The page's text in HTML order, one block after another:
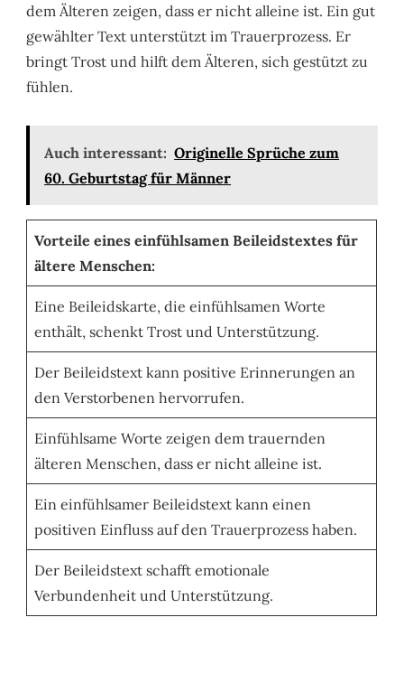
dem Älteren zeigen, dass er nicht alleine ist. Ein gut
gewählter Text unterstützt im Trauerprozess. Er
bringt Trost und hilft dem Älteren, sich gestützt zu
fühlen.
Auch interessant: Originelle Sprüche zum
60. Geburtstag für Männer
Vorteile eines einfühlsamen Beileidstextes für
ältere Menschen:
Eine Beileidskarte, die einfühlsamen Worte
enthält, schenkt Trost und Unterstützung.
Der Beileidstext kann positive Erinnerungen an
den Verstorbenen hervorrufen.
Einfühlsame Worte zeigen dem trauernden
älteren Menschen, dass er nicht alleine ist.
Ein einfühlsamer Beileidstext kann einen
positiven Einfluss auf den Trauerprozess haben.
Der Beileidstext schafft emotionale
Verbundenheit und Unterstützung.